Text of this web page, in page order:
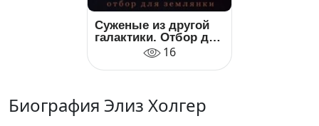
Суженые из другой
галактики. Отбор для
землянки
16
Биография Элиз Холгер